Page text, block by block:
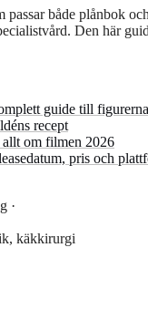
både plånbok
Den här
guide till figurerna
recept
om filmen 2026
pris och
·
käkkirurgi